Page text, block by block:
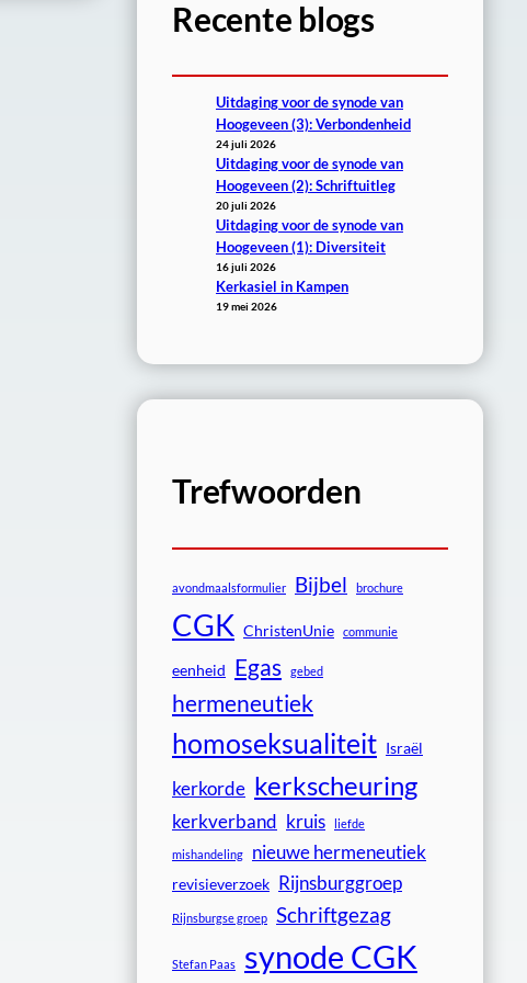
Recente blogs
Uitdaging voor de synode van
Hoogeveen (3): Verbondenheid
24 juli 2026
Uitdaging voor de synode van
Hoogeveen (2): Schriftuitleg
20 juli 2026
Uitdaging voor de synode van
Hoogeveen (1): Diversiteit
16 juli 2026
Kerkasiel in Kampen
19 mei 2026
Trefwoorden
avondmaalsformulier Bijbel brochure
CGK ChristenUnie communie
eenheid Egas gebed
hermeneutiek
homoseksualiteit Israël
kerkorde kerkscheuring
kerkverband kruis liefde
mishandeling nieuwe hermeneutiek
revisieverzoek Rijnsburggroep
Rijnsburgse groep Schriftgezag
Stefan Paas synode CGK